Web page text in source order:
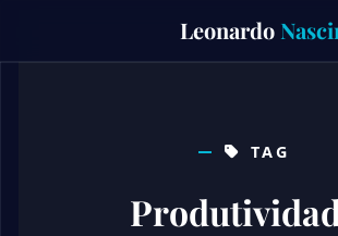
content
Leonardo
TAG